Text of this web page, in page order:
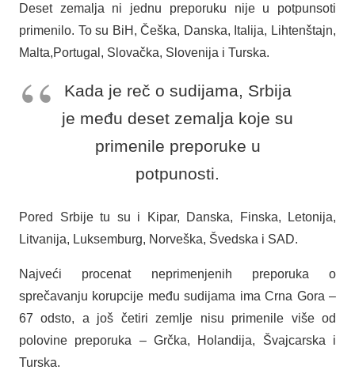
Deset zemalja ni jednu preporuku nije u potpunsoti
primenilo. To su BiH, Češka, Danska, Italija, Lihtenštajn,
Malta,Portugal, Slovačka, Slovenija i Turska.
Kada je reč o sudijama, Srbija
je među deset zemalja koje su
primenile preporuke u
potpunosti.
Pored Srbije tu su i Kipar, Danska, Finska, Letonija,
Litvanija, Luksemburg, Norveška, Švedska i SAD.
Najveći procenat neprimenjenih preporuka o
sprečavanju korupcije među sudijama ima Crna Gora –
67 odsto, a još četiri zemlje nisu primenile više od
polovine preporuka – Grčka, Holandija, Švajcarska i
Turska.